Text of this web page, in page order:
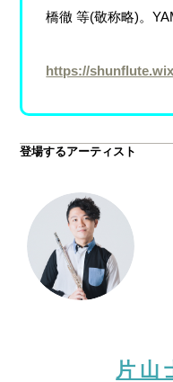
橋徹 等(敬称略)。
https://
登場するアーティスト
片山